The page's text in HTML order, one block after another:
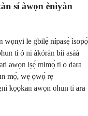
sí àwọn ènìyàn
wọnyi le gbilẹ̀ nípasẹ̀ ìsopọ̀
tí ó ni àkóràn bíi asàá
awọn iṣẹ́ mimọ́ ti o dara
mọ́, wẹ ọwọ́ rẹ
kọọkan awọn ohun ti ara